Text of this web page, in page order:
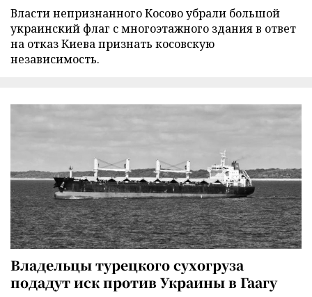
Власти непризнанного Косово убрали большой
украинский флаг с многоэтажного здания в ответ
на отказ Киева признать косовскую
независимость.
Владельцы турецкого сухогруза
подадут иск против Украины в Гаагу